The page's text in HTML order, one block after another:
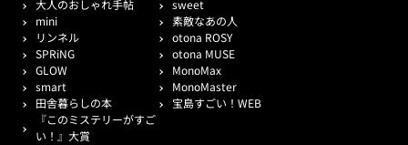
大人のおしゃれ手帖
sweet
mini
素敵なあの人
リンネル
otona ROSY
SPRiNG
otona MUSE
GLOW
MonoMax
smart
MonoMaster
田舎暮らしの本
宝島すごい！WEB
『このミステリーがすご
い！』大賞